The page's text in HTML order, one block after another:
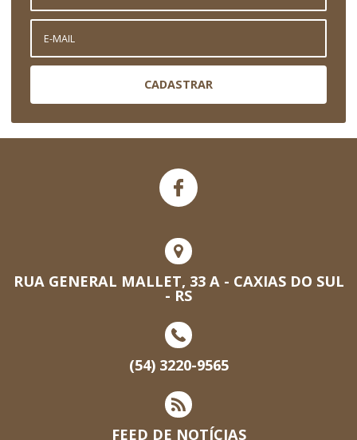
CADASTRAR
RUA GENERAL MALLET, 33 A - CAXIAS DO SUL
- RS
(54) 3220-9565
FEED DE NOTÍCIAS